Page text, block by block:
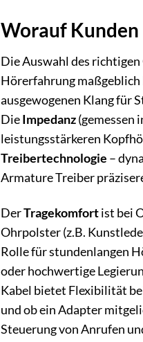
Worauf
Die Auswahl des
Hörerfahrung
ausgewogenen Klang für
DieImpedanz(gemessen
leistungsstärkeren
Treibertechnologie –
Armature Treiber
DerTragekomfortist bei
Ohrpolster (z.B.
Rolle für stundenlangen
oder hochwertige
Kabel bietet Flexibilität
und ob ein Adapter
Steuerung von Anrufen